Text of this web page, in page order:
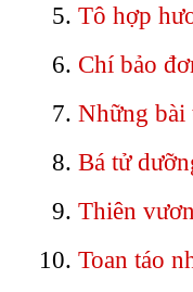
Tô hợp
Chí bảo
Những bài
Bá tử
Thiên
Toan táo